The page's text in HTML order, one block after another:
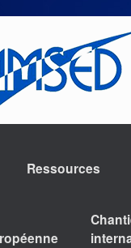
Ressources